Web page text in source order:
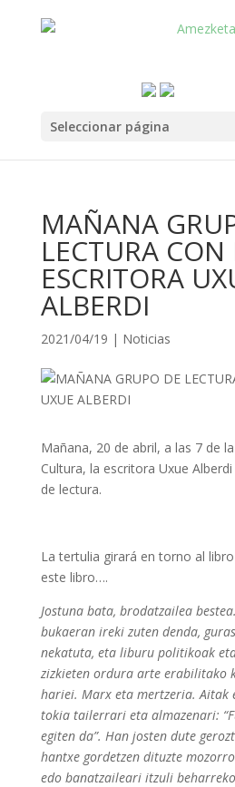
Seleccionar página
MAÑANA
LECTURA CON
ESCRITORA
ALBERDI
2021/04/19 | Noticias
Mañana, 20 de abril, a las 7 de
Cultura, la escritora Uxue
de lectura.
La tertulia girará en torno al libro
este libro….
Jostuna bata, brodatzailea
bukaeran ireki zuten denda,
nekatuta, eta liburu politikoak
zizkieten ordura arte erabilitako
hariei. Marx eta mertzeria. Aitak
tokia tailerrari eta almazenari:
egiten da”. Han josten dute
hantxe gordetzen dituzte
edo banatzaileari itzuli